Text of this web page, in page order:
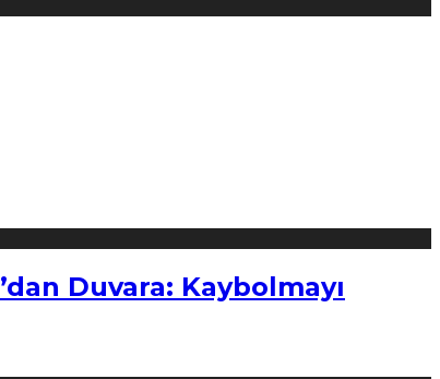
Duvara: Kaybolmayı